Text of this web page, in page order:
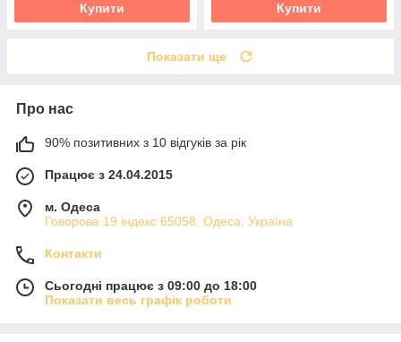
Купити Купити
Показати ще
Про нас
90% позитивних з 10 відгуків за рік
Працює з 24.04.2015
м. Одеса
Говорова 19 індекс 65058, Одеса, Україна
Контакти
Сьогодні працює з 09:00 до 18:00
Показати весь графік роботи